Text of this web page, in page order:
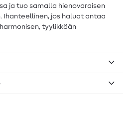
ja tuo samalla hienovaraisen
Ihanteellinen, jos haluat antaa
tyylikkään